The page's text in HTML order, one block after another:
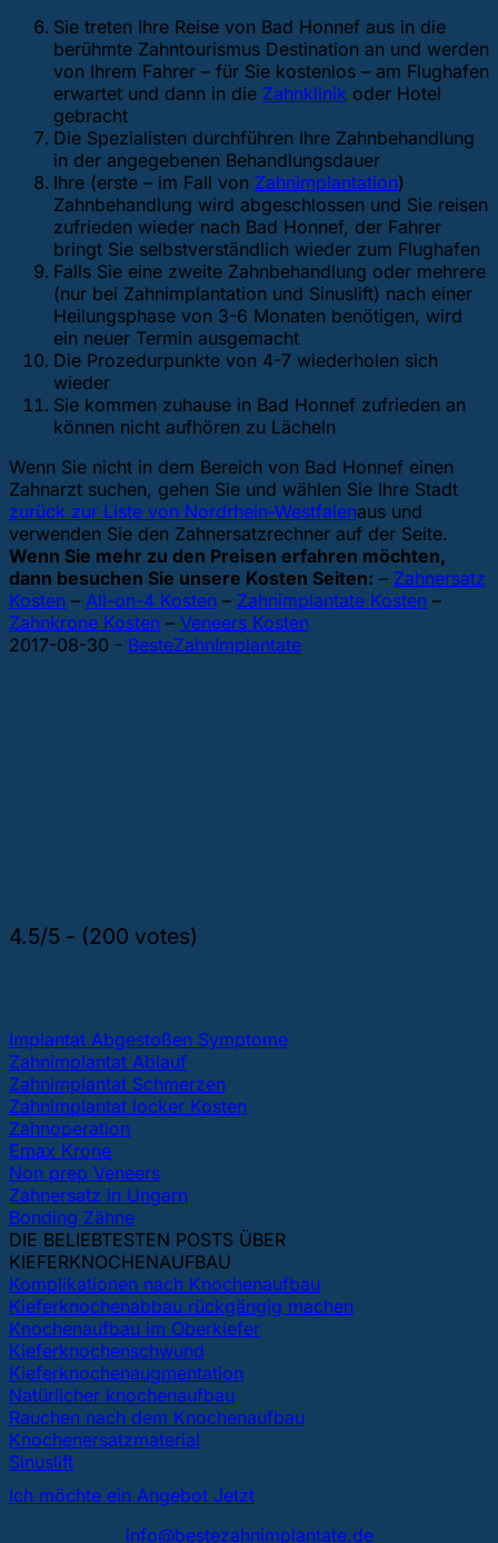
Sie treten Ihre Reise von Bad Honnef aus in die
berühmte Zahntourismus Destination an und werden
von Ihrem Fahrer – für Sie kostenlos – am Flughafen
erwartet und dann in die Zahnklinik oder Hotel
gebracht
Die Spezialisten durchführen Ihre Zahnbehandlung
in der angegebenen Behandlungsdauer
Ihre (erste – im Fall von Zahnimplantation)
Zahnbehandlung wird abgeschlossen und Sie reisen
zufrieden wieder nach Bad Honnef, der Fahrer
bringt Sie selbstverständlich wieder zum Flughafen
Falls Sie eine zweite Zahnbehandlung oder mehrere
(nur bei Zahnimplantation und Sinuslift) nach einer
Heilungsphase von 3-6 Monaten benötigen, wird
ein neuer Termin ausgemacht
Die Prozedurpunkte von 4-7 wiederholen sich
wieder
Sie kommen zuhause in Bad Honnef zufrieden an
können nicht aufhören zu Lächeln
Wenn Sie nicht in dem Bereich von Bad Honnef einen
Zahnarzt suchen, gehen Sie
zurück zur Liste von Nordrhein-Westfalen
und wählen Sie Ihre Stadt
aus und
verwenden Sie den Zahnersatzrechner auf der Seite.
Wenn Sie mehr zu den Preisen erfahren möchten,
dann besuchen Sie unsere Kosten Seiten: – Zahnersatz
Kosten – All-on-4 Kosten – Zahnimplantate Kosten –
Zahnkrone Kosten – Veneers Kosten
2017-08-30 - BesteZahnImplantate
4.5/5 - (200 votes)
Implantat Abgestoßen Symptome
Zahnimplantat Ablauf
Zahnimplantat Schmerzen
Zahnimplantat locker Kosten
Zahnoperation
Emax Krone
Non prep Veneers
Zahnersatz in Ungarn
Bonding Zähne
DIE BELIEBTESTEN POSTS ÜBER
KIEFERKNOCHENAUFBAU
Komplikationen nach Knochenaufbau
Kieferknochenabbau rückgängig machen
Knochenaufbau im Oberkiefer
Kieferknochenschwund
Kieferknochenaugmentation
Natürlicher knochenaufbau
Rauchen nach dem Knochenaufbau
Knochenersatzmaterial
Sinuslift
Ich möchte ein Angebot Jetzt
info@bestezahnimplantate.de